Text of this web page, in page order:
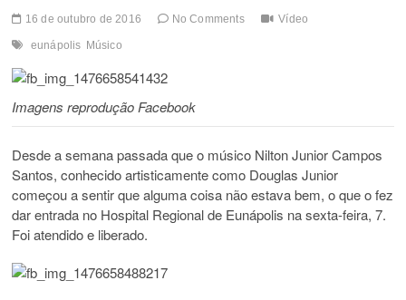
16 de outubro de 2016 No Comments Vídeo
eunápolis Músico
Imagens reprodução Facebook
Desde a semana passada que o músico Nilton Junior Campos
Santos, conhecido artisticamente como Douglas Junior
começou a sentir que alguma coisa não estava bem, o que o fez
dar entrada no Hospital Regional de Eunápolis na sexta-feira, 7.
Foi atendido e liberado.